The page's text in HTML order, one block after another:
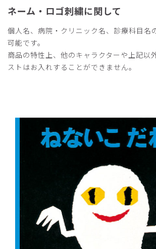
商品：R91Scrub Canvas Club:ねないこ
役に立った
購入確認済み
20代 身長:156-160cm 体重: 46-
サイズ感小さめ
大きめ
デザインが可愛くて、着用した時着心地が
R91Scrub Canvas Club:ねないこ
トップス(男女兼用)/ライトグレー/XXS
役に立った 0
ネーム・ロゴ刺繍に関して
個人名、病院・クリニック名、診療科目名
可能です。
商品の特性上、他のキャラクターや上記以
ストはお入れすることができません。